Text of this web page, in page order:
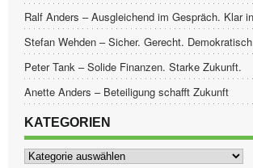
Ralf Anders – Ausgleichend im Gespräch. Klar
Stefan Wehden – Sicher. Gerecht.
Peter Tank – Solide Finanzen. Starke Zukunft.
Anette Anders – Beteiligung schafft Zukunft
KATEGORIEN
Kategorien